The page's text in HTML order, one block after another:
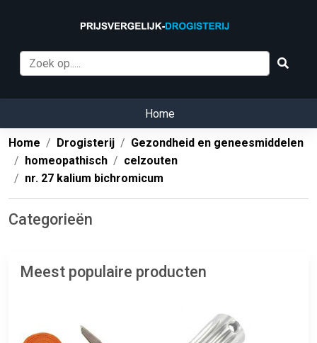
Home
Home Drogisterij
Gezondheid en geneesmiddelen
homeopathisch
celzouten
nr. 27 kalium bichromicum
Categorieën
Meest populaire producten